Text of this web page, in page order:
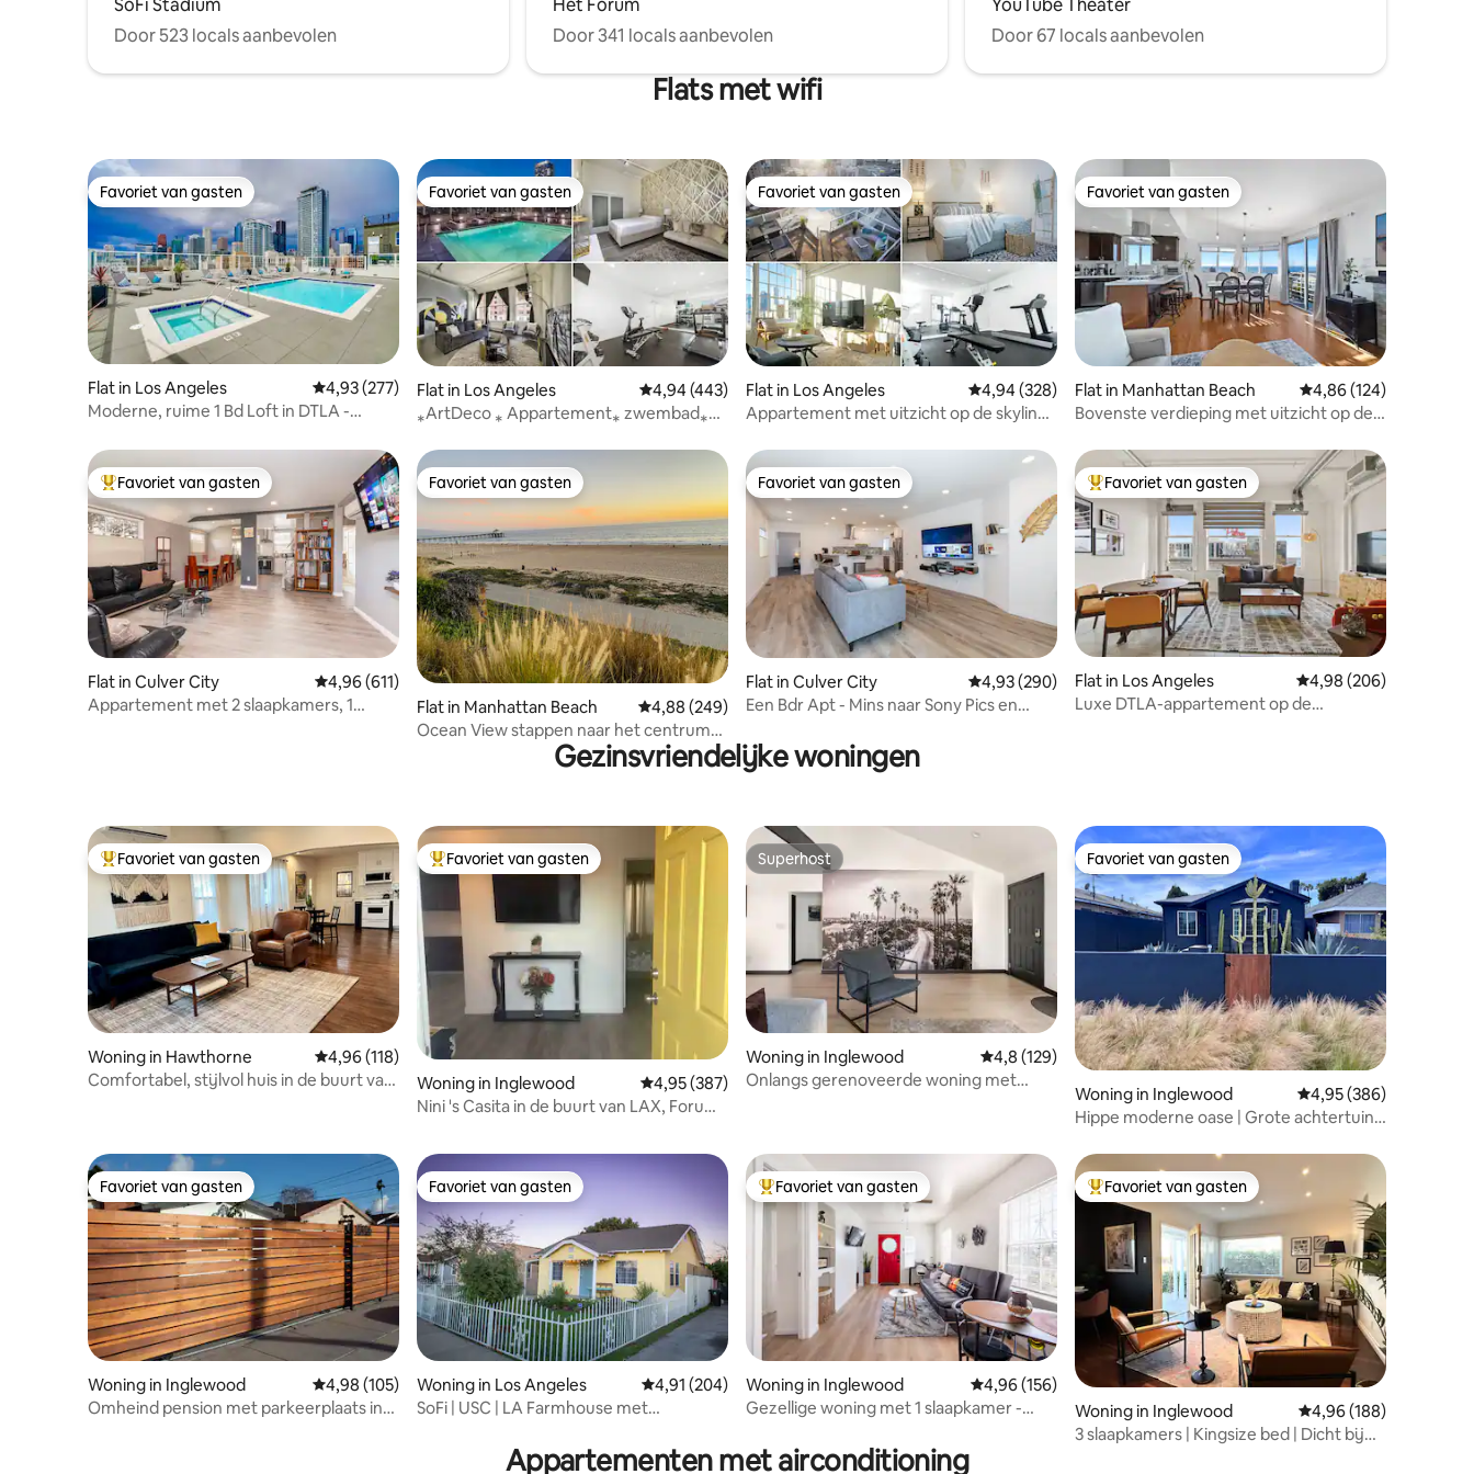
SoFi Stadium
Door 523 locals aanbevolen
Het Forum
Door 341 locals aanbevolen
YouTube Theater
Door 67 locals aanbevolen
Flats met wifi
Favoriet van gasten
Favoriet van gasten
Flat in Los Angeles Gemiddelde beoordeling van 4,93 op 5, 277 recensies
4,93 (277)
Moderne, ruime 1 Bd Loft in DTLA -
Favoriet van gasten
Favoriet van gasten
Flat in Los Angeles Gemiddelde beoordeling van 4,94 op 5, 443 recensies
4,94 (443)
⁎ArtDeco ⁎ Appartement⁎ zwembad⁎
Favoriet van gasten
Favoriet van gasten
Flat in Los Angeles Gemiddelde beoordeling van 4,94 op 5, 328 recensies
4,94 (328)
Appartement met uitzicht op de skyline,
Favoriet van gasten
Favoriet van gasten
Flat in Manhattan Beach Gemiddelde
4,86 (124)
Bovenste verdieping met uitzicht op de
zand
Topfavoriet van gasten
Favoriet van gasten
Flat in Culver City Gemiddelde beoordeling van 4,96 op 5, 611 recensies
4,96 (611)
Appartement met 2 slaapkamers, 1
Favoriet van gasten
Favoriet van gasten
Flat in Manhattan Beach Gemiddelde beoordeling van 4,88 op 5, 249 recensies
4,88 (249)
Ocean View stappen naar het centrum
Favoriet van gasten
Favoriet van gasten
Flat in Culver City Gemiddelde beoordeling van 4,93 op 5, 290 recensies
4,93 (290)
Een Bdr Apt - Mins naar Sony Pics en
Topfavoriet van gasten
Favoriet van gasten
Flat in Los Angeles Gemiddelde
4,98 (206)
Luxe DTLA-appartement op de
Gezinsvriendelijke woningen
Topfavoriet van gasten
Favoriet van gasten
Woning in Hawthorne Gemiddelde beoordeling van 4,96 op 5, 118 recensies
4,96 (118)
Comfortabel, stijlvol huis in de buurt van
Topfavoriet van gasten
Favoriet van gasten
Woning in Inglewood Gemiddelde beoordeling van 4,95 op 5, 387 recensies
4,95 (387)
Nini 's Casita in de buurt van LAX, Forum
Superhost
Superhost
Woning in Inglewood Gemiddelde beoordeling van 4,8 op 5, 129 recensies
4,8 (129)
Onlangs gerenoveerde woning met
Favoriet van gasten
Favoriet van gasten
Woning in Inglewood Gemiddelde
4,95 (386)
Hippe moderne oase | Grote achtertuin |
Favoriet van gasten
Favoriet van gasten
Woning in Inglewood Gemiddelde beoordeling van 4,98 op 5, 105 recensies
4,98 (105)
Omheind pension met parkeerplaats in
Favoriet van gasten
Favoriet van gasten
Woning in Los Angeles Gemiddelde beoordeling van 4,91 op 5, 204 recensies
4,91 (204)
SoFi | USC | LA Farmhouse met
Topfavoriet van gasten
Favoriet van gasten
Woning in Inglewood Gemiddelde beoordeling van 4,96 op 5, 156 recensies
4,96 (156)
Gezellige woning met 1 slaapkamer -
Topfavoriet van gasten
Favoriet van gasten
Woning in Inglewood Gemiddelde
4,96 (188)
3 slaapkamers | Kingsize bed | Dicht bij
Appartementen met airconditioning